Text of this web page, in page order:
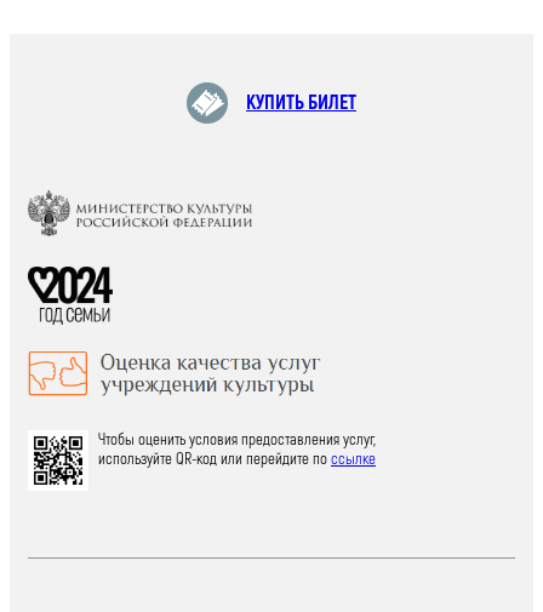
КУПИТЬ БИЛЕТ
Чтобы оценить условия предоставления услуг,
используйте QR-код или перейдите поссылке